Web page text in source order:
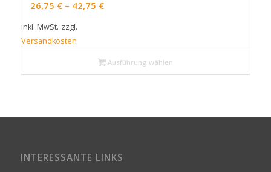
26,75 €– 42,75 €
inkl. MwSt. zzgl.
Versandkosten
Ausführung wählen
INTERESSANTE LINKS